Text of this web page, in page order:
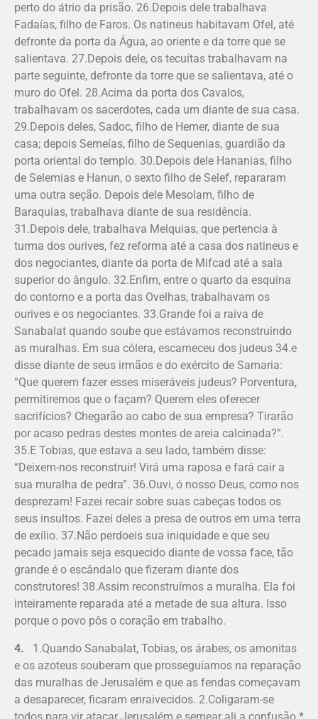
perto do átrio da prisão. 26.Depois dele trabalhava
Fadaías, filho de Faros. Os natineus habitavam Ofel, até
defronte da porta da Água, ao oriente e da torre que se
salientava. 27.Depois dele, os tecuítas trabalhavam na
parte seguinte, defronte da torre que se salientava, até o
muro do Ofel. 28.Acima da porta dos Cavalos,
trabalhavam os sacerdotes, cada um diante de sua casa.
29.Depois deles, Sadoc, filho de Hemer, diante de sua
casa; depois Semeías, filho de Sequenias, guardião da
porta oriental do templo. 30.Depois dele Hananias, filho
de Selemias e Hanun, o sexto filho de Selef, repararam
uma outra seção. Depois dele Mesolam, filho de
Baraquias, trabalhava diante de sua residência.
31.Depois dele, trabalhava Mel­quias, que pertencia à
turma dos ourives, fez reforma até a casa dos natineus e
dos negociantes, diante da porta de Mifcad até a sala
superior do ângulo. 32.Enfim, entre o quarto da esquina
do contorno e a porta das Ovelhas, trabalhavam os
ourives e os negociantes. 33.Grande foi a raiva de
Sanabalat quando soube que estávamos reconstruindo
as muralhas. Em sua cólera, escarneceu dos judeus 34.e
disse diante de seus irmãos e do exército de Samaria:
“Que querem fazer esses miseráveis judeus? Porventura,
permitiremos que o façam? Querem eles oferecer
sacrifícios? Chegarão ao cabo de sua empresa? Tirarão
por acaso pedras destes montes de areia calcinada?”.
35.E Tobias, que estava a seu lado, também disse:
“Deixem-nos reconstruir! Virá uma raposa e fará cair a
sua muralha de pedra”. 36.Ouvi, ó nosso Deus, como nos
desprezam! Fazei recair sobre suas cabeças todos os
seus insultos. Fazei deles a presa de outros em uma terra
de exílio. 37.Não perdoeis sua iniquidade e que seu
pecado jamais seja esquecido diante de vossa face, tão
grande é o escândalo que fizeram diante dos
construtores! 38.Assim reconstruímos a muralha. Ela foi
inteiramente reparada até a metade de sua altura. Isso
porque o povo pôs o coração em trabalho.
4. 1.Quando Sanabalat, Tobias, os árabes, os amonitas
e os azoteus souberam que prosseguíamos na reparação
das muralhas de Jerusalém e que as fendas começavam
a desaparecer, ficaram enraivecidos. 2.Coligaram-se